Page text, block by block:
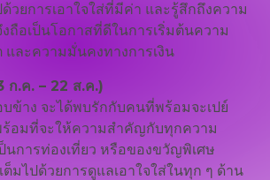
วยการเอาใจใส่ที่มีค่า และรู้สึกถึงความ
ถือเป็นโอกาสที่ดีในการเริ่มต้นความ
ละความมั่นคงทางการเงิน
ก.ค. – 22 ส.ค.)
ข้าง จะได้พบรักกับคนที่พร้อมจะเปย์
อมที่จะให้ความสำคัญกับทุกความ
นการท่องเที่ยว หรือของขวัญพิเศษ
มไปด้วยการดูแลเอาใจใส่ในทุก ๆ ด้าน